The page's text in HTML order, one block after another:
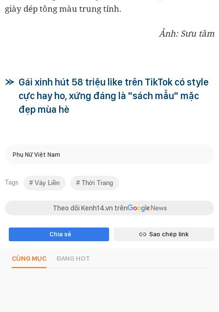
giày dép tông màu trung tính.
Ảnh: Sưu tầm
Gái xinh hút 58 triệu like trên TikTok có style
cực hay ho, xứng đáng là "sách mẫu" mặc
đẹp mùa hè
Phụ Nữ Việt Nam
Tags Váy Liền Thời Trang
Theo dõi Kenh14.vn trên
Chia sẻ Sao chép link
CÙNG MỤC ĐANG HOT